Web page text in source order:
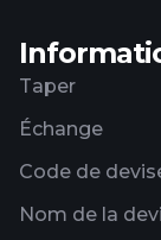
Taper
Échange
Code de
Nom de la